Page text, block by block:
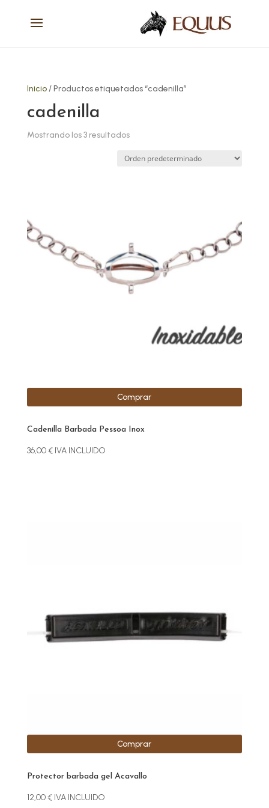
Inicio/ Productos etiquetados “cadenilla”
cadenilla
Mostrando los 3 resultados
Cadenilla Barbada Pessoa Inox
36,00€ IVA INCLUIDO
Comprar
Protector barbada gel Acavallo
12,00€ IVA INCLUIDO
Comprar